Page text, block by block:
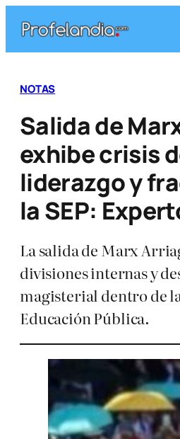
contenido
NOTAS
Salida de
exhibe crisis
liderazgo y
la SEP:
La salida de Marx
divisiones internas y
magisterial dentro de
Educación Pública.